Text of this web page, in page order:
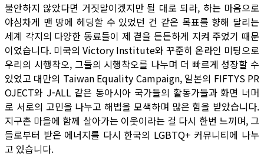
불안하지 않았다면 거짓말이겠지만 될 대로 되라, 하는 마음으로
야심차게 맨 땅에 헤딩할 수 있었던 건 같은 목표를 향해 달리는
세계 각지의 다양한 동료들이 제 곁을 든든하게 지켜 주었기 때문
이었습니다. 미국의 Victory Institute와 꾸준히 온라인 미팅으로
우리의 시행착오, 그들의 시행착오를 나누며 더 빠르게 성장할 수
있었고 대만의 Taiwan Equality Campaign, 일본의 FIFTYS PR
OJECT와 J-ALL 같은 동아시아 국가들의 활동가들과 화면 너머
로 서로의 고민을 나누고 해법을 모색하며 많은 힘을 받았습니다.
지구촌 마을에 함께 살아가는 이웃이라는 걸 다시 한번 느끼며, 그
들로부터 받은 에너지를 다시 한국의 LGBTQ+ 커뮤니티에 나누
고 있습니다.